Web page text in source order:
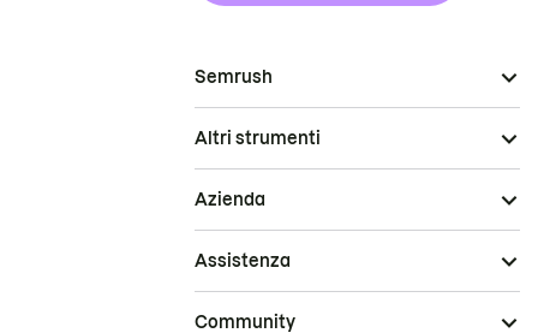
Semrush
Altri strumenti
Azienda
Assistenza
Community